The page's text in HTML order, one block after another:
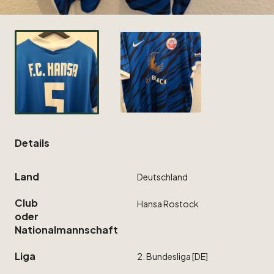
Details
Land Deutschland
Club
oder
Nationalmannschaft
HansaRostock
Liga 2. Bundesliga[DE]